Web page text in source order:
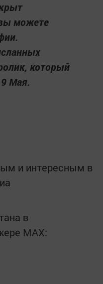
можете
который
9 Мая.
и интересным в
в
MАХ: